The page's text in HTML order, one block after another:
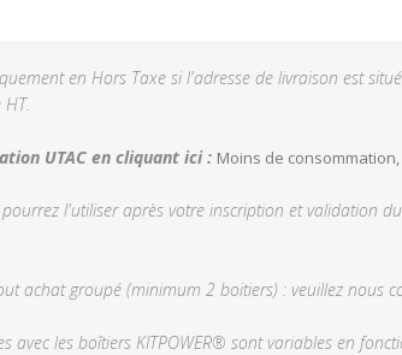
en Hors Taxe si l'adresse de livraison est
UTAC en cliquant ici : Moins de
pourrez l'utiliser après votre inscription et validation
achat groupé (minimum 2 boitiers) : veuillez nous
avec les boîtiers KITPOWER® sont variables en